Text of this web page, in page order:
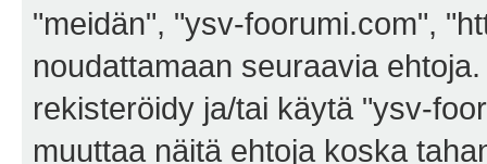
"meidän", "ysv-foorumi.com",
noudattamaan seuraavia
rekisteröidy ja/tai käytä "ysv-
muuttaa näitä ehtoja koska